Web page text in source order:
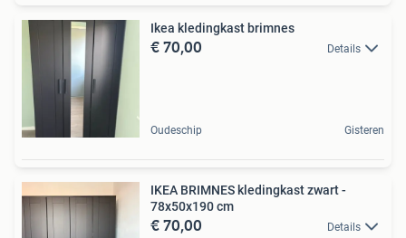
Ikea kledingkast brimnes
€ 70,00 Details
Oudeschip Gisteren
IKEA BRIMNES kledingkast zwart -
78x50x190 cm
€ 70,00 Details